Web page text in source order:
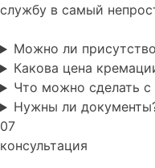
службу в самый
Можно ли
Какова цена
Что можно сделать с
Нужны ли
07
консультация